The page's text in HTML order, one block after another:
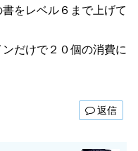
をレベル６まで上げて
だけで２０個の消費に
返信